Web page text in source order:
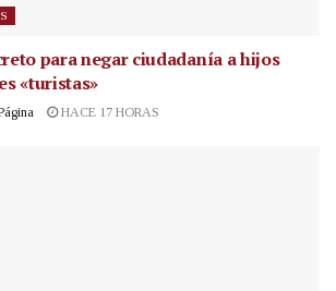
para negar ciudadanía a hijos
«turistas»
HACE 17 HORAS